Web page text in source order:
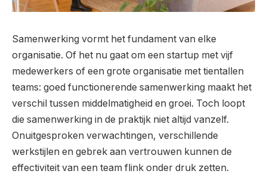
Samenwerking vormt het fundament van elke
organisatie. Of het nu gaat om een startup met vijf
medewerkers of een grote organisatie met tientallen
teams: goed functionerende samenwerking maakt het
verschil tussen middelmatigheid en groei. Toch loopt
die samenwerking in de praktijk niet altijd vanzelf.
Onuitgesproken verwachtingen, verschillende
werkstijlen en gebrek aan vertrouwen kunnen de
effectiviteit van een team flink onder druk zetten.